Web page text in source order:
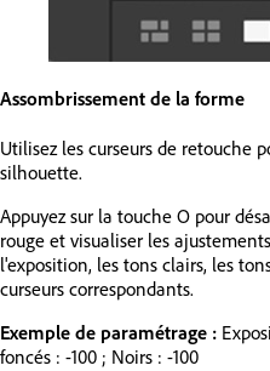
Assombrissement de la forme
Utilisez les curseurs de retouche
silhouette.
Appuyez sur la touche O pour
rouge et visualiser les
l'exposition, les tons clairs, les
curseurs correspondants.
Exemple de paramétrage :
foncés : -100 ; Noirs : -100